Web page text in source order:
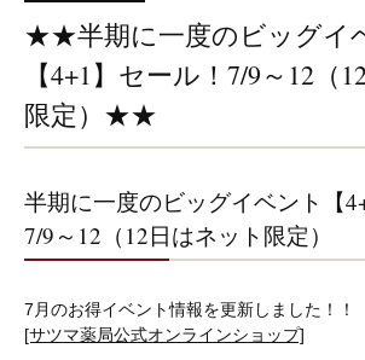
★★半期に一度のビッグイ
【4+1】セール！7/9～12（
限定）★★
半期に一度のビッグイベント【
7/9～12（12日はネット限定）
7月のお得イベント情報を更新しました！！
[サツマ薬局公式オンラインショップ]